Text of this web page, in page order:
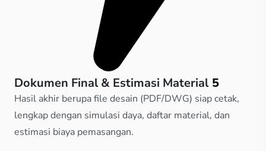
Dokumen Final & Estimasi Material5
Hasil akhir berupa file desain (PDF/DWG) siap cetak,
lengkap dengan simulasi daya, daftar material, dan
estimasi biaya pemasangan.